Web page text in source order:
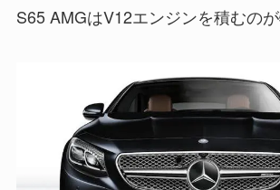
S65 AMGはV12エンジンを積むのが